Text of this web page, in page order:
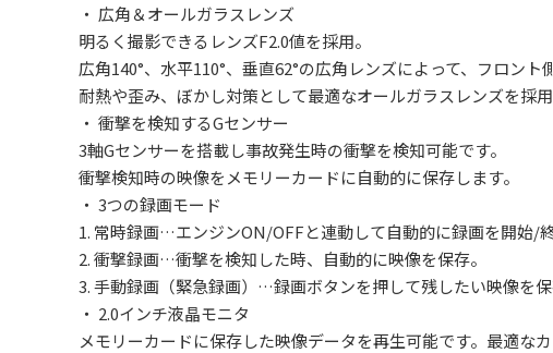
・ 広角＆オールガラスレンズ
明るく撮影できるレンズF2.0値を採用。
広角140°、水平110°、垂直62°の広角レンズによって、フロント
耐熱や歪み、ぼかし対策として最適なオールガラスレンズを採用
・ 衝撃を検知するGセンサー
3軸Gセンサーを搭載し事故発生時の衝撃を検知可能です。
衝撃検知時の映像をメモリーカードに自動的に保存します。
・ 3つの録画モード
1. 常時録画…エンジンON/OFFと連動して自動的に録画を開始/終
2. 衝撃録画…衝撃を検知した時、自動的に映像を保存。
3. 手動録画（緊急録画）…録画ボタンを押して残したい映像を保
・ 2.0インチ液晶モニタ
メモリーカードに保存した映像データを再生可能です。最適な